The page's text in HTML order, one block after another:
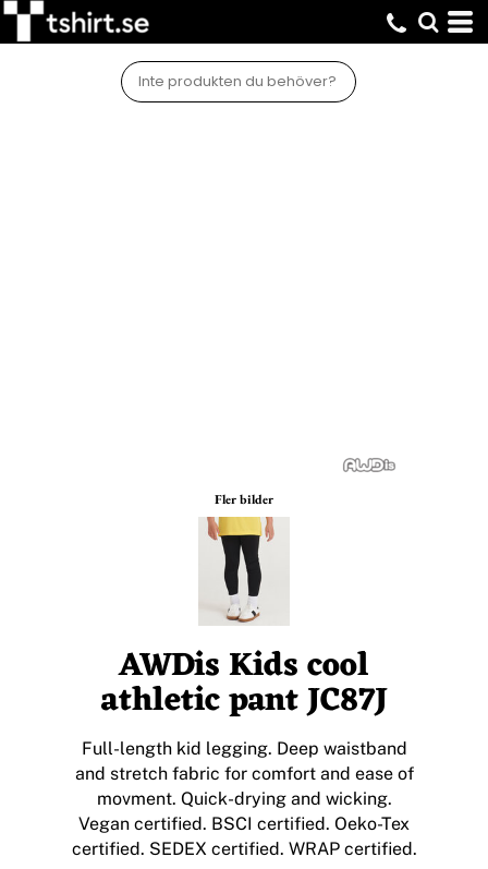
Fler bilder
AWDis Kids cool
athletic pant JC87J
Full-length kid legging. Deep waistband
and stretch fabric for comfort and ease of
movment. Quick-drying and wicking.
Vegan certified. BSCI certified. Oeko-Tex
certified. SEDEX certified. WRAP certified.